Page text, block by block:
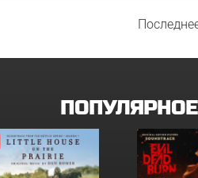
ПОПУЛЯРНОЕ